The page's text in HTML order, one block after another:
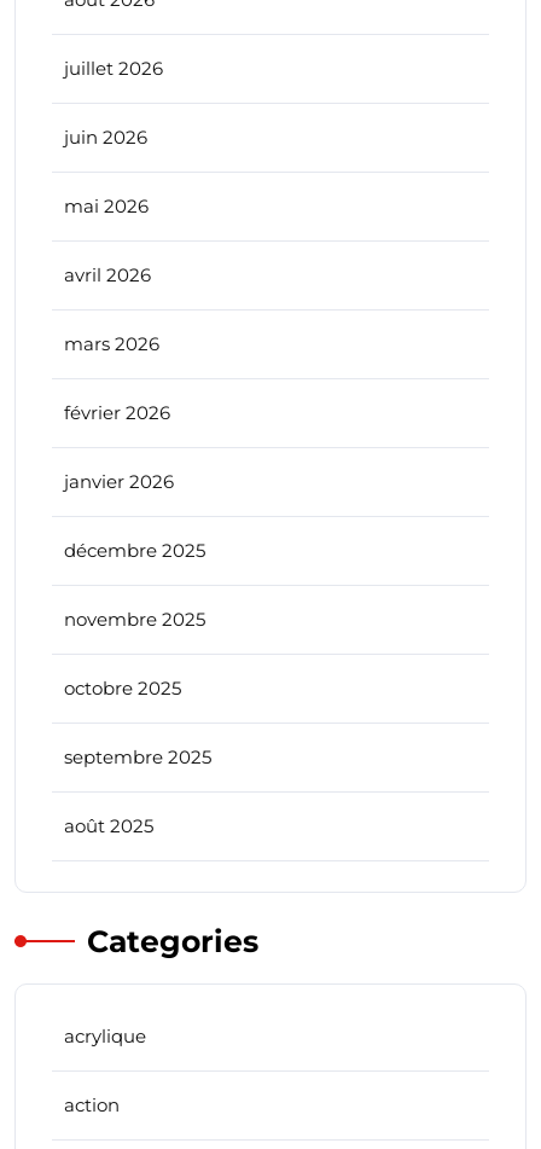
juillet 2026
juin 2026
mai 2026
avril 2026
mars 2026
février 2026
janvier 2026
décembre 2025
novembre 2025
octobre 2025
septembre 2025
août 2025
Categories
acrylique
action